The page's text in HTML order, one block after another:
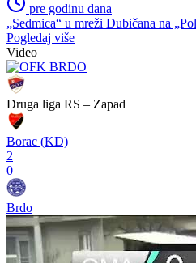
pre godinu dana
„Sedmica“ u mreži Dubičana na
Pogledaj više
Video
Druga liga RS – Zapad
Borac (KD)
2
0
Brdo